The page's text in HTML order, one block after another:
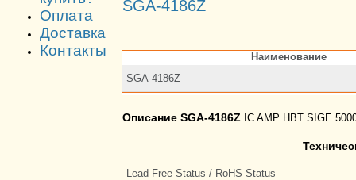
Оплата
Доставка
Контакты
SGA-4186Z
Наименование
SGA-4186Z
Описание SGA-4186Z IC AMP HBT SIGE
Lead Free Status / RoHS Status